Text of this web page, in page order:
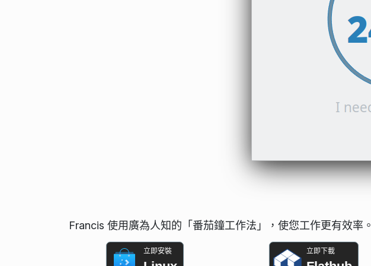
Francis 使用廣為人知的「番茄鐘工作法」，使您工作更有效率。
立即安裝 立即下載